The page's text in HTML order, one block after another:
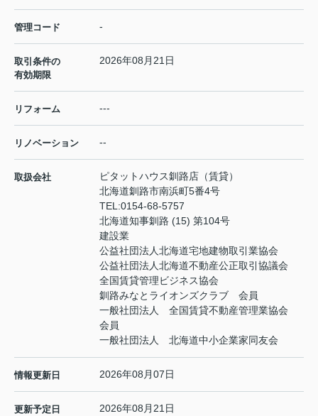
管理コード -
取引条件の
有効期限
2026年08月21日
リフォーム ---
リノベーション --
取扱会社
ピタットハウス釧路店（賃貸）
北海道釧路市南浜町5番4号
TEL:0154-68-5757
北海道知事釧路 (15) 第104号
建設業
公益社団法人北海道宅地建物取引業協会
公益社団法人北海道不動産公正取引協議会
全国賃貸管理ビジネス協会
釧路みなとライオンズクラブ 会員
一般社団法人 全国賃貸不動産管理業協会
会員
一般社団法人 北海道中小企業家同友会
情報更新日 2026年08月07日
更新予定日 2026年08月21日